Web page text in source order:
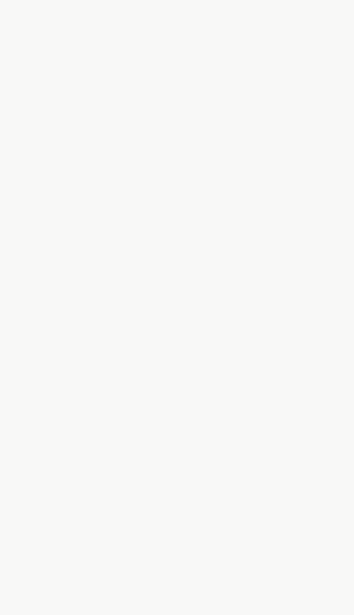
Эврика! Важно не то, что
этому. Если ты себя
роскошной и красивой
комплексов. Первый и
уровне тела. Производная
Здесь два основных
достаточной родительской
менее, есть способы
физиологического
почувствовать себя